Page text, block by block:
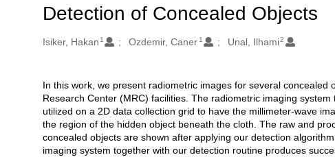
Detection of Concealed Objects
Oluşturanlar
Isiker, Hakan 1 Ozdemir, Caner 1 Unal, Ilhami2
Açıklama
In this work, we present radiometric images for several
Research Center (MRC) facilities. The radiometric imaging
utilized on a 2D data collection grid to have the millimeter-wave
the region of the hidden object beneath the cloth. The raw and
concealed objects are shown after applying our detection
imaging system together with our detection routine produces